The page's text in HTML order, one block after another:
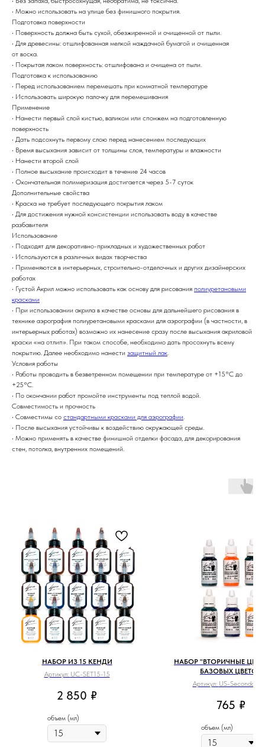
• Можно использовать на улице без финишного покрытия.
Подготовка поверхности
• Поверхность должна быть сухой, обезжиренной и очищенной от пыли.
• Для древесины: отшлифованная мелкой наждачной бумагой и очищенная
от воска.
• Покрытая лаком поверхность: отшлифована и очищена от пыли.
Подготовка к использованию
• Перед использованием перемешать при комнатной температуре
• Использовать широкую палочку для перемешивания
Применение
• Нанести первый слой кистью, валиком или спонжем на подготовленную
поверхность
• Дать подсохнуть первому слою перед нанесением последующих
• Время высыхания зависит от толщины слоя, температуры и влажности
• Нанести второй слой
• Полное высыхание происходит в течение 24 часов
• Окончательная полимеризация достигается через 5-7 суток
Дополнительные свойства
• Краска не требует последующего покрытия лаком
• Для достижения нужной консистенции использовать воду в качестве
разбавителя
Использование
• Подходят для декоративно-прикладных и художественных работ
• Используются в различных видах творчества
• Применяются в интерьерных, строительно-отделочных и других дизайнерских
работах
• Густой Акрил можно использовать как основу для рисования полиуретановыми
красками
• При использовании акрила в качестве основы для дальнейшего рисования в
технике аэрография полиуретановыми красками для аэрографии (в частности, в
интерьерных работах) возможно их нанесение сразу после высыхания акриловой
краски «на отлип». При таком способе, необходимо дать просохнуть всему
покрытию. Далее необходимо нанести защитный лак.
Условия работы
• Работы проводить в безветренном помещении при температуре от +15°С до
+25°С.
• По окончании работ промойте инструменты под теплой водой.
Совместимость и прочность
• Совместимы со стандартными красками для аэрографии.
• После высыхания устойчивы к воздействию окружающей среды.
• Можно применять в качестве финишной отделки фасада, для декорирования
стен, потолка, внутренних помещений.
НАБОР ИЗ 15 КЕНДИ
Артикул: UC-SET15-15
2 850 ₽
объем (мл)
НАБОР "ВТОРИЧНЫЕ
БАЗОВЫХ ЦВЕТОВ
Артикул: US-Secondary-
765 ₽
объем (мл)